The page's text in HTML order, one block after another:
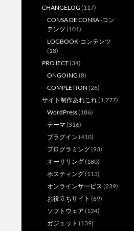
CHANGELOG (117)
CONSA DE CONSA -コン
テンツ (101)
LOGBOOK-コンテンツ
(18)
PROJECT(34)
ONGOING (8)
COMPLETION (26)
サイト制作あれこれ(1,777)
WordPress(186)
テーマ (316)
プラグイン (410)
プログラミング(93)
オーサリング(180)
ホスティング(113)
オンラインサービス (239)
お役立ちサイト (69)
ソフトウェア (124)
ガジェット (139)